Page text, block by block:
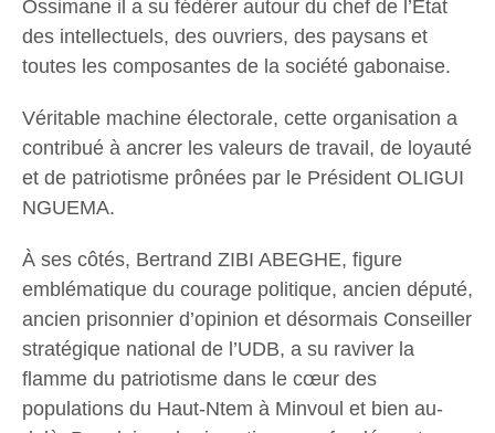
Ossimane il a su fédérer autour du chef de l’État
des intellectuels, des ouvriers, des paysans et
toutes les composantes de la société gabonaise.
Véritable machine électorale, cette organisation a
contribué à ancrer les valeurs de travail, de loyauté
et de patriotisme prônées par le Président OLIGUI
NGUEMA.
À ses côtés, Bertrand ZIBI ABEGHE, figure
emblématique du courage politique, ancien député,
ancien prisonnier d’opinion et désormais Conseiller
stratégique national de l’UDB, a su raviver la
flamme du patriotisme dans le cœur des
populations du Haut-Ntem à Minvoul et bien au-